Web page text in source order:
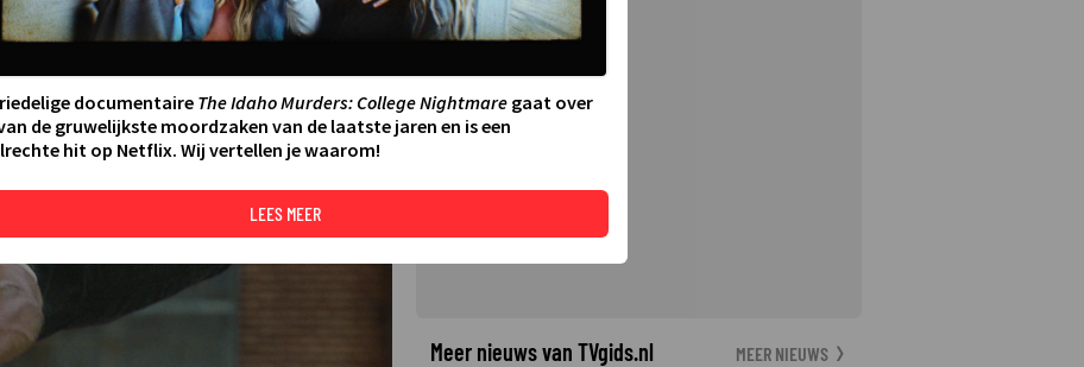
van Vin Diesel over in xXx:
©
Meer nieuws van TVgids.nl MEER NIEUWS
documentaire The Idaho Murders: College Nightmaregaat over
de gruwelijkste moordzaken van de laatste jaren en is een
hit op Netflix. Wij vertellen je waarom!
LEES MEER